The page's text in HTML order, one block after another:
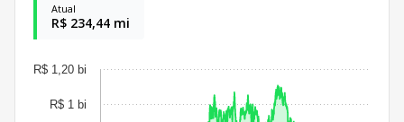
Atual
R$ 234,44 mi
R$ 1 bi
R$ 1,20 bi